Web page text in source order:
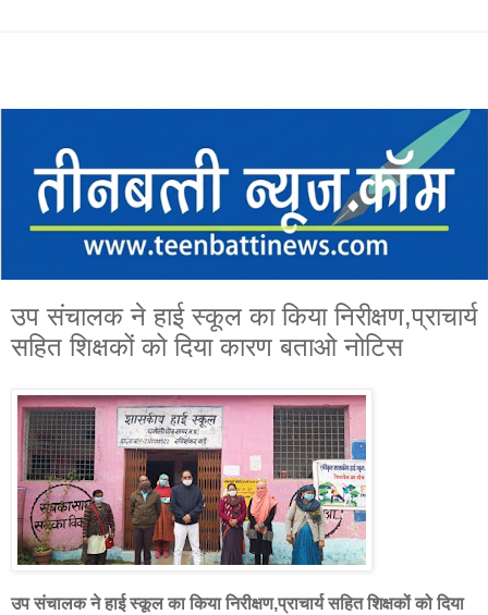
उप संचालक ने हाई स्कूल का किया निरीक्षण,प्राचार्य
सहित शिक्षकों को दिया कारण बताओ नोटिस
उप संचालक ने हाई स्कूल का किया निरीक्षण,प्राचार्य सहित शिक्षकों को दिया